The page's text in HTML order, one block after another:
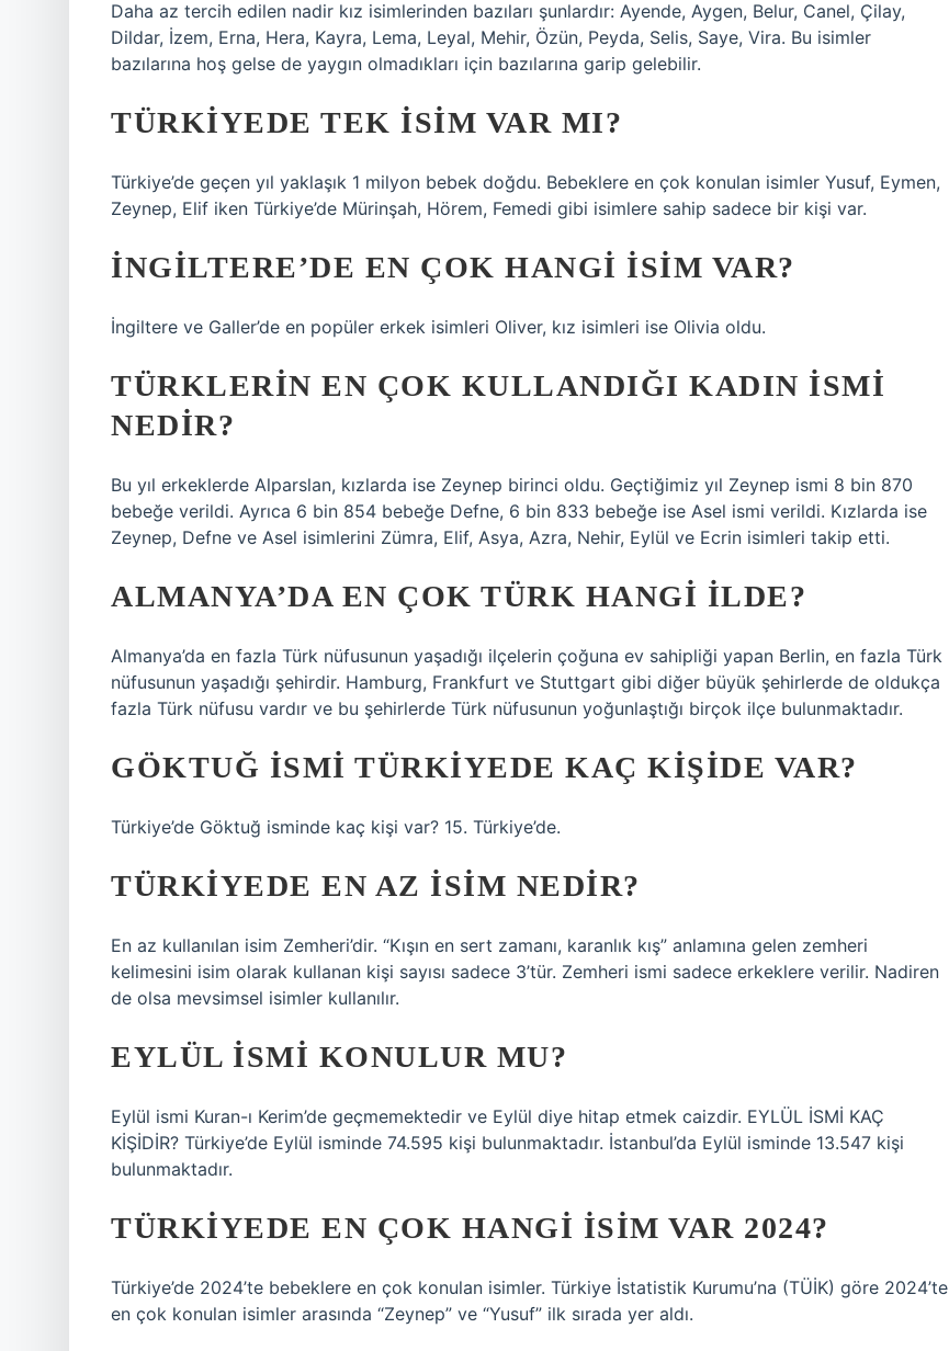
Daha az tercih edilen nadir kız isimlerinden bazıları şunlardır: Ayende, Aygen, Belur, Canel, Çilay,
Dildar, İzem, Erna, Hera, Kayra, Lema, Leyal, Mehir, Özün, Peyda, Selis, Saye, Vira. Bu isimler
bazılarına hoş gelse de yaygın olmadıkları için bazılarına garip gelebilir.
TÜRKIYEDE TEK ISIM VAR MI?
Türkiye’de geçen yıl yaklaşık 1 milyon bebek doğdu. Bebeklere en çok konulan isimler Yusuf, Eymen,
Zeynep, Elif iken Türkiye’de Mürinşah, Hörem, Femedi gibi isimlere sahip sadece bir kişi var.
İNGILTERE’DE EN ÇOK HANGI ISIM VAR?
İngiltere ve Galler’de en popüler erkek isimleri Oliver, kız isimleri ise Olivia oldu.
TÜRKLERIN EN ÇOK KULLANDIĞI KADIN ISMI
NEDIR?
Bu yıl erkeklerde Alparslan, kızlarda ise Zeynep birinci oldu. Geçtiğimiz yıl Zeynep ismi 8 bin 870
bebeğe verildi. Ayrıca 6 bin 854 bebeğe Defne, 6 bin 833 bebeğe ise Asel ismi verildi. Kızlarda ise
Zeynep, Defne ve Asel isimlerini Zümra, Elif, Asya, Azra, Nehir, Eylül ve Ecrin isimleri takip etti.
ALMANYA’DA EN ÇOK TÜRK HANGI ILDE?
Almanya’da en fazla Türk nüfusunun yaşadığı ilçelerin çoğuna ev sahipliği yapan Berlin, en fazla Türk
nüfusunun yaşadığı şehirdir. Hamburg, Frankfurt ve Stuttgart gibi diğer büyük şehirlerde de oldukça
fazla Türk nüfusu vardır ve bu şehirlerde Türk nüfusunun yoğunlaştığı birçok ilçe bulunmaktadır.
GÖKTUĞ ISMI TÜRKIYEDE KAÇ KIŞIDE VAR?
Türkiye’de Göktuğ isminde kaç kişi var? 15. Türkiye’de.
TÜRKIYEDE EN AZ ISIM NEDIR?
En az kullanılan isim Zemheri’dir. “Kışın en sert zamanı, karanlık kış” anlamına gelen zemheri
kelimesini isim olarak kullanan kişi sayısı sadece 3’tür. Zemheri ismi sadece erkeklere verilir. Nadiren
de olsa mevsimsel isimler kullanılır.
EYLÜL ISMI KONULUR MU?
Eylül ismi Kuran-ı Kerim’de geçmemektedir ve Eylül diye hitap etmek caizdir. EYLÜL İSMİ KAÇ
KİŞİDİR? Türkiye’de Eylül isminde 74.595 kişi bulunmaktadır. İstanbul’da Eylül isminde 13.547 kişi
bulunmaktadır.
TÜRKIYEDE EN ÇOK HANGI ISIM VAR 2024?
Türkiye’de 2024’te bebeklere en çok konulan isimler. Türkiye İstatistik Kurumu’na (TÜİK) göre 2024’te
en çok konulan isimler arasında “Zeynep” ve “Yusuf” ilk sırada yer aldı.